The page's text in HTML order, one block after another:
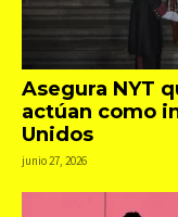
Asegura NYT
actúan como
Unidos
junio 27, 2026